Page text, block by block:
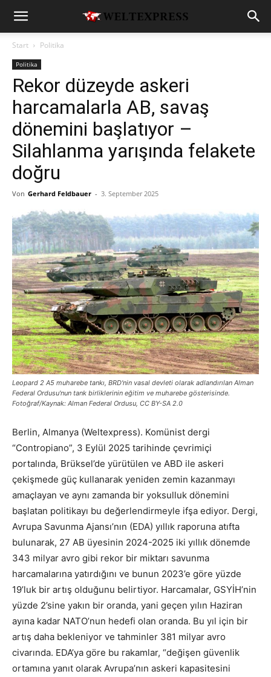
Start Politika
Politika
Rekor düzeyde askeri
harcamalarla AB, savaş
dönemini başlatıyor –
Silahlanma yarışında felakete
doğru
Von Gerhard Feldbauer - 3. September 2025
Leopard 2 A5 muharebe tankı, BRD'nin vasal devleti olarak adlandırılan Alman
Federal Ordusu'nun tank birliklerinin eğitim ve muharebe gösterisinde.
Fotoğraf/Kaynak: Alman Federal Ordusu, CC BY-SA 2.0
Berlin, Almanya (Weltexpress). Komünist dergi
“Contropiano”, 3 Eylül 2025 tarihinde çevrimiçi
portalında, Brüksel’de yürütülen ve ABD ile askeri
çekişmede güç kullanarak yeniden zemin kazanmayı
amaçlayan ve aynı zamanda bir yoksulluk dönemini
başlatan politikayı bu değerlendirmeyle ifşa ediyor. Dergi,
Avrupa Savunma Ajansı’nın (EDA) yıllık raporuna atıfta
bulunarak, 27 AB üyesinin 2024-2025 iki yıllık dönemde
343 milyar avro gibi rekor bir miktarı savunma
harcamalarına yatırdığını ve bunun 2023’e göre yüzde
19’luk bir artış olduğunu belirtiyor. Harcamalar, GSYİH’nin
yüzde 2’sine yakın bir oranda, yani geçen yılın Haziran
ayına kadar NATO’nun hedefi olan oranda. Bu yıl için bir
artış daha bekleniyor ve tahminler 381 milyar avro
civarında. EDA’ya göre bu rakamlar, “değişen güvenlik
ortamına yanıt olarak Avrupa’nın askeri kapasitesini